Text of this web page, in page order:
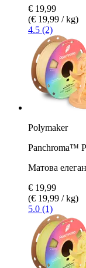
€ 19,99
(€ 19,99 / kg)
4.5 (2)
Polymaker
Panchroma™
Матова
€ 19,99
(€ 19,99 / kg)
5.0 (1)